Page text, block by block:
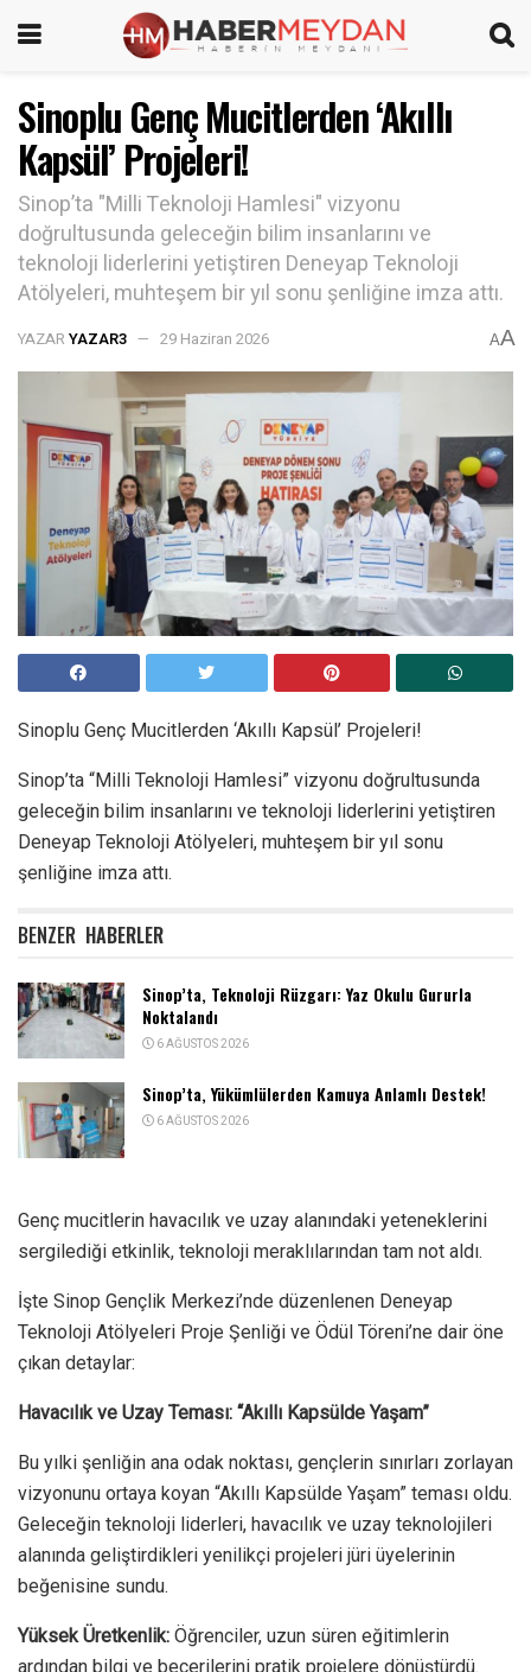
Sinoplu Genç Mucitlerden ‘Akıllı
Kapsül’ Projeleri!
Sinop’ta "Milli Teknoloji Hamlesi" vizyonu
doğrultusunda geleceğin bilim insanlarını ve
teknoloji liderlerini yetiştiren Deneyap Teknoloji
Atölyeleri, muhteşem bir yıl sonu şenliğine imza attı.
YAZAR YAZAR3 29 Haziran 2026 AA
Sinoplu Genç Mucitlerden ‘Akıllı Kapsül’ Projeleri!
Sinop’ta “Milli Teknoloji Hamlesi” vizyonu doğrultusunda
geleceğin bilim insanlarını ve teknoloji liderlerini yetiştiren
Deneyap Teknoloji Atölyeleri, muhteşem bir yıl sonu
şenliğine imza attı.
BENZER HABERLER
Sinop’ta, Teknoloji Rüzgarı: Yaz Okulu Gururla
Noktalandı
6 AĞUSTOS 2026
Sinop’ta, Yükümlülerden Kamuya Anlamlı Destek!
6 AĞUSTOS 2026
Genç mucitlerin havacılık ve uzay alanındaki yeteneklerini
sergilediği etkinlik, teknoloji meraklılarından tam not aldı.
İşte Sinop Gençlik Merkezi’nde düzenlenen Deneyap
Teknoloji Atölyeleri Proje Şenliği ve Ödül Töreni’ne dair öne
çıkan detaylar:
Havacılık ve Uzay Teması: “Akıllı Kapsülde Yaşam”
Bu yılki şenliğin ana odak noktası, gençlerin sınırları zorlayan
vizyonunu ortaya koyan “Akıllı Kapsülde Yaşam” teması oldu.
Geleceğin teknoloji liderleri, havacılık ve uzay teknolojileri
alanında geliştirdikleri yenilikçi projeleri jüri üyelerinin
beğenisine sundu.
Yüksek Üretkenlik: Öğrenciler, uzun süren eğitimlerin
ardından bilgi ve becerilerini pratik projelere dönüştürdü.